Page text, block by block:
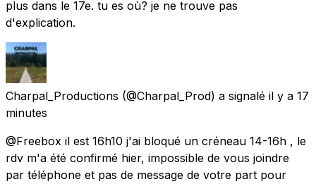
plus dans le 17e. tu es où? je ne trouve pas
d'explication.
Charpal_Productions (@Charpal_Prod) a signalé il y a 17
minutes
@Freebox il est 16h10 j'ai bloqué un créneau 14-16h , le
rdv m'a été confirmé hier, impossible de vous joindre
par téléphone et pas de message de votre part pour